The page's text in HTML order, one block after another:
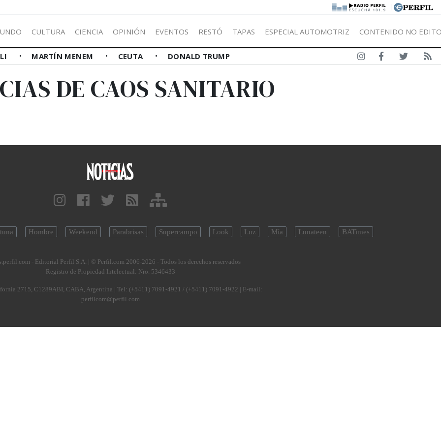
|
CULTURA CIENCIA OPINIÓN EVENTOS RESTÓ TAPAS ESPECIAL AUTOMOTRIZ CONTENIDO NO
MARTÍN MENEM CEUTA DONALD TRUMP
DE CAOS SANITARIO
Hombre Weekend Parabrisas Supercampo Look Luz Mía Lunateen BATimes
- Editorial Perfil S.A. | © Perfil.com 2006-2026 - Todos los derechos reservados
Registro de Propiedad Intelectual: Nro. 5346433
2715, C1289ABI, CABA, Argentina | Tel: (+5411) 7091-4921 / (+5411) 7091-4922 | E-mail:
perfilcom@perfil.com